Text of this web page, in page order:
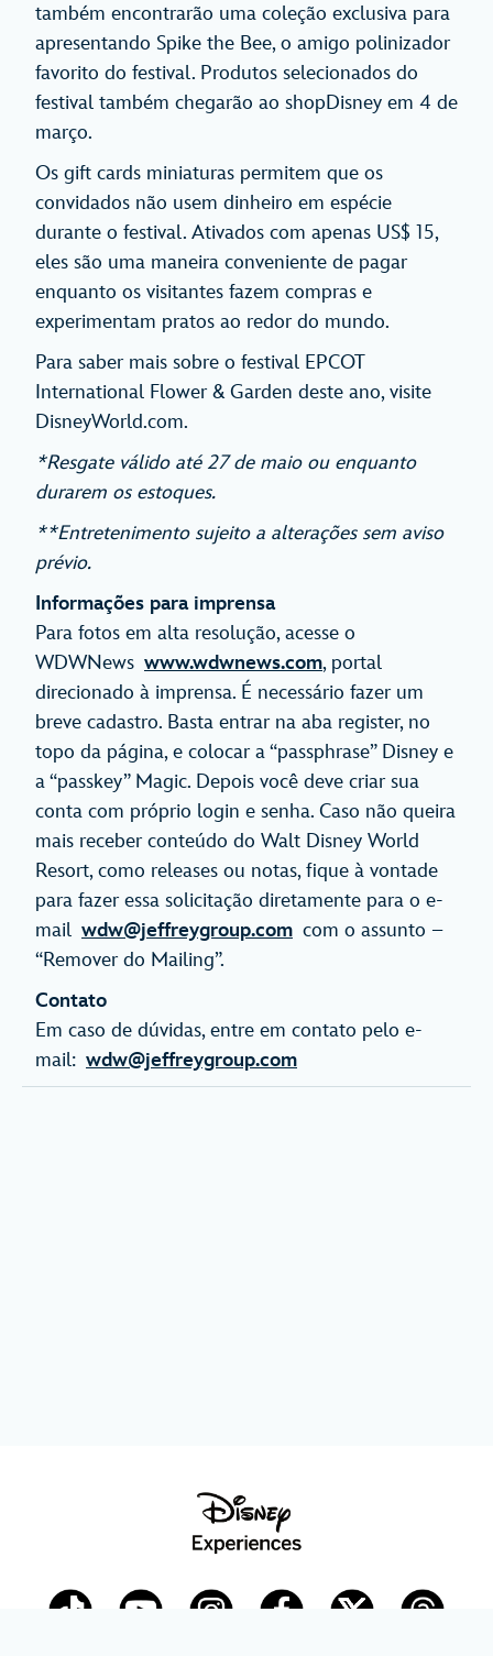
também encontrarão uma coleção exclusiva para
apresentando Spike the Bee, o amigo polinizador
favorito do festival. Produtos selecionados do
festival também chegarão ao shopDisney em 4 de
março.
Os gift cards miniaturas permitem que os
convidados não usem dinheiro em espécie
durante o festival. Ativados com apenas US$ 15,
eles são uma maneira conveniente de pagar
enquanto os visitantes fazem compras e
experimentam pratos ao redor do mundo.
Para saber mais sobre o festival EPCOT
International Flower & Garden deste ano, visite
DisneyWorld.com.
*Resgate válido até 27 de maio ou enquanto
durarem os estoques.
**Entretenimento sujeito a alterações sem aviso
prévio.
Informações para imprensa
Para fotos em alta resolução, acesse o
WDWNews www.wdwnews.com, portal
direcionado à imprensa. É necessário fazer um
breve cadastro. Basta entrar na aba register, no
topo da página, e colocar a “passphrase” Disney e
a “passkey” Magic. Depois você deve criar sua
conta com próprio login e senha. Caso não queira
mais receber conteúdo do Walt Disney World
Resort, como releases ou notas, fique à vontade
para fazer essa solicitação diretamente para o e-
mail wdw@jeffreygroup.com com o assunto –
“Remover do Mailing”.
Contato
Em caso de dúvidas, entre em contato pelo e-
mail: wdw@jeffreygroup.com